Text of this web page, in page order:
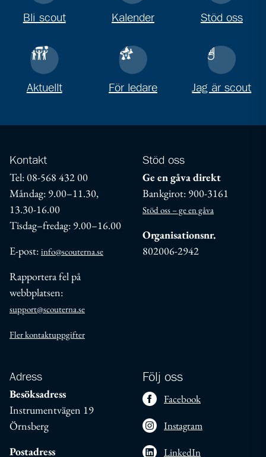
Bli scout Kalender Stöd oss
Aktuellt För ledare Jag är scout
Kontakt
Tel: 08-568 432 00
Måndag: 9.00–11.30,
13.30-16.00
Tisdag–fredag: 9.00–16.00
E-post: info@scouterna.se
Rapportera fel på
webbplatsen:
support@scouterna.se
Fler kontaktuppgifter
Stöd oss
Ge en gåva direkt
Bankgirot: 900-3161
Stöd oss – ge en gåva
Organisationsnr.
802006-2942
Adress
Besöksadress
Instrumentvägen 19
Örnsberg
Postadress
Följ oss
Facebook
Instagram
LinkedIn